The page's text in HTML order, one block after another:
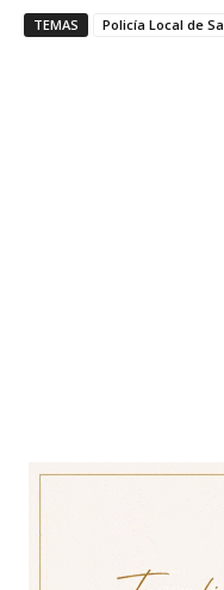
TEMAS Policía Local de